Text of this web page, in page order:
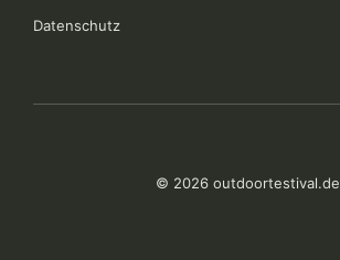
Datenschutz
© 2026 outdoortestival.de